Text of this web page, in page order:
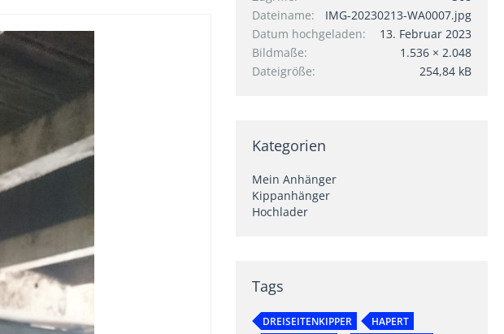
Dateiname
IMG-20230213-WA0007.jpg
Datum hochgeladen
13. Februar 2023
Bildmaße
1.536 × 2.048
Dateigröße
254,84 kB
Kategorien
Mein Anhänger
Kippanhänger
Hochlader
Tags
DREISEITENKIPPER
HAPERT